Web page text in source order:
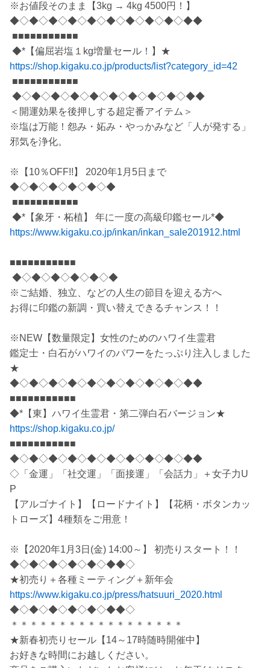
※お値段そのまま【3kg → 4kg 4500円！】
◆◇◆◇◆◇◆◇◆◇◆◇◆◇◆◇◆◇◆◆
■■■■■■■■■■■
◆*【偏屈岩塩１kg増量セール！】★
https://shop.kigaku.co.jp/products/list?category_id=42
■■■■■■■■■■■
◆◇◆◇◆◇◆◇◆◇◆◇◆◇◆◇◆◇◆◆
＜開運効果を後押しする超定番アイテム＞
※塩は万能！怨み・妬み・やっかみなど「人が発する」
邪気を浄化。
※【10％OFF!!】 2020年1月5日まで
◆◇◆◇◆◇◆◇◆◇◆
■■■■■■■■■■■
◆*【象牙・柘植】 年に一度の高級印鑑セール*◆
https://www.kigaku.co.jp/inkan/inkan_sale201912.html
■■■■■■■■■■■
◆◇◆◇◆◇◆◇◆◇◆
※ご結婚、独立、などの人生の節目を迎える方へ
お得に印鑑の新調・買い替えできるチャンス！！
※NEW【数量限定】女性のためのハワイ生霊君
鑑定士・白石がハワイのパワーをたっぷり注入しました
★
◆◇◆◇◆◇◆◇◆◇◆◇◆◇◆◇◆◇◆◆
■■■■■■■■■■■
◆*【東】ハワイ生霊君・第二弾白石バージョン★
https://shop.kigaku.co.jp/
■■■■■■■■■■■
◆◇◆◇◆◇◆◇◆◇◆◇◆◇◆◇◆◇◆◆
◇「金運」「社交運」「面接運」「会話力」＋女子力U
P
【アルゴナイト】【ロードナイト】【花柄・ボタンカッ
トローズ】4種類をご用意！
※【2020年1月3日(金) 14:00～】 初売りスタート！！
◆◇◆◇◆◇◆◇◆◇◆◆◇
★初売り＋各種ミーティング＋新年会
https://www.kigaku.co.jp/press/hatsuuri_2020.html
◆◇◆◇◆◇◆◇◆◇◆◆◇
＊＊＊＊＊＊＊＊＊＊＊＊＊＊＊＊＊＊
★新春初売りセール【14～17時随時開催中】
お好きな時間にお越しください。